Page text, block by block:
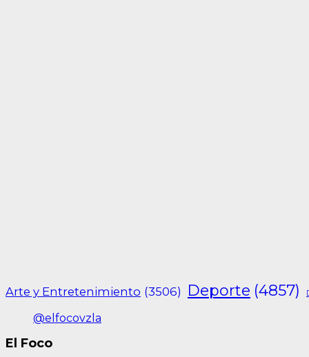
Arte y Entretenimiento (3506) Deporte (4857)
@elfocovzla
El Foco